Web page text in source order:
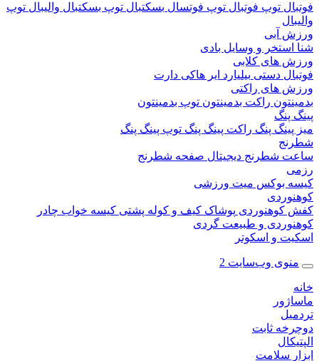
توپ فوتبالتوپ فوتسالبسکتبالتوپ بسکتبالوالیبال توپ
آبی
و وسایل بادی
های کلابی
دستیبیلیاردایر هاکیدارت
های راکتی
راکت بدمینتونتوپ بدمینتون
پنگ
پنگراکت پینگ پنگتوپ پینگ پنگ
شطرنج دیجیتالصفحه شطرنج
بوکسمیت ورزشی
کوهنوردیپوشاککیف و کوله پشتیکیسه خوابچادر
و طبیعت گردی
و اسکوتر
وب‌سایت 2
ثابت
سلامت